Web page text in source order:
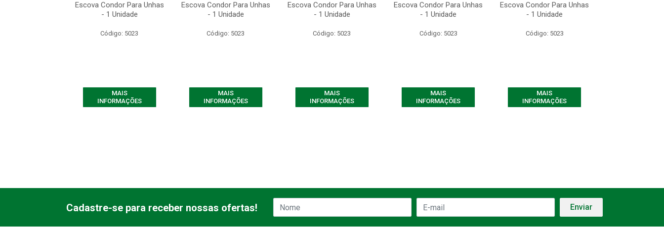
Escova Condor Para Unhas
- 1 Unidade
Código: 5023
MAIS
INFORMAÇÕES
Escova Condor Para Unhas
- 1 Unidade
Código: 5023
MAIS
INFORMAÇÕES
Escova Condor Para Unhas
- 1 Unidade
Código: 5023
MAIS
INFORMAÇÕES
Escova Condor Para Unhas
- 1 Unidade
Código: 5023
MAIS
INFORMAÇÕES
Escova Condor Para Unhas
- 1 Unidade
Código: 5023
MAIS
INFORMAÇÕES
Cadastre-se para receber nossas ofertas!